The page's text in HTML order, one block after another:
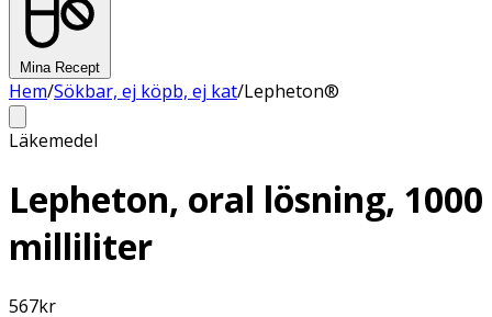
Mina Recept
Hem/Sökbar, ej köpb, ej kat/Lepheton®
Läkemedel
Lepheton, oral lösning, 1000
milliliter
567kr